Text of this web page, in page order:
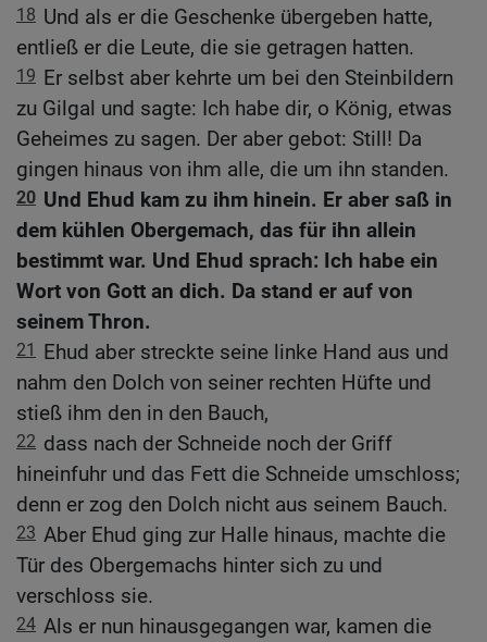
18 Und als er die Geschenke übergeben hatte,
entließ er die Leute, die sie getragen hatten.
19 Er selbst aber kehrte um bei den Steinbildern
zu Gilgal und sagte: Ich habe dir, o König, etwas
Geheimes zu sagen. Der aber gebot: Still! Da
gingen hinaus von ihm alle, die um ihn standen.
20 Und Ehud kam zu ihm hinein. Er aber saß in
dem kühlen Obergemach, das für ihn allein
bestimmt war. Und Ehud sprach: Ich habe ein
Wort von Gott an dich. Da stand er auf von
seinem Thron.
21 Ehud aber streckte seine linke Hand aus und
nahm den Dolch von seiner rechten Hüfte und
stieß ihm den in den Bauch,
22 dass nach der Schneide noch der Griff
hineinfuhr und das Fett die Schneide umschloss;
denn er zog den Dolch nicht aus seinem Bauch.
23 Aber Ehud ging zur Halle hinaus, machte die
Tür des Obergemachs hinter sich zu und
verschloss sie.
24 Als er nun hinausgegangen war, kamen die